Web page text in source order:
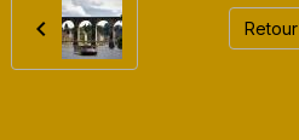
Retour